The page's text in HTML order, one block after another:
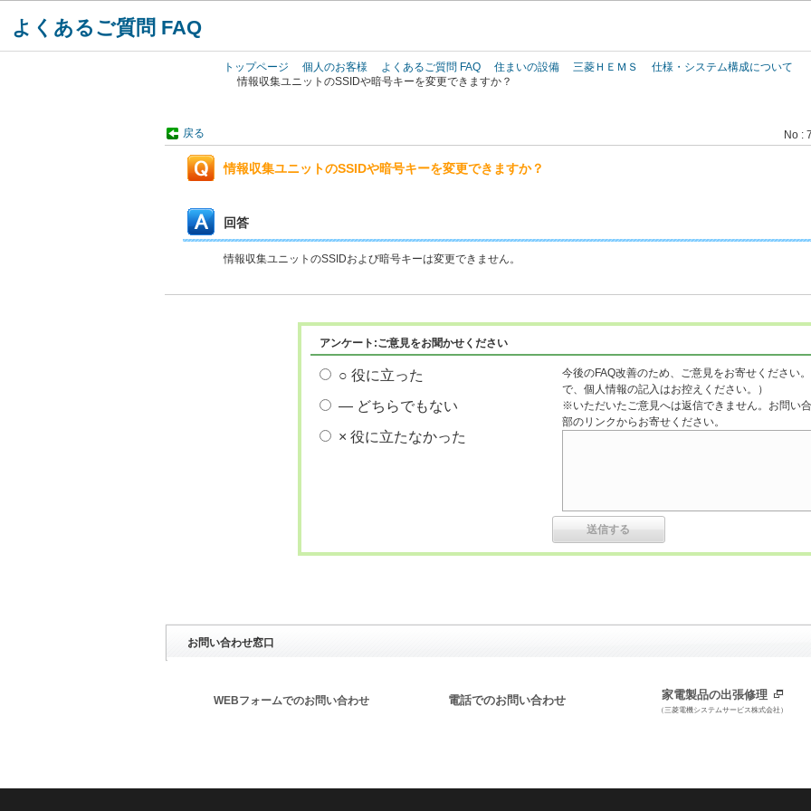
よくあるご質問 FAQ
トップページ 個人のお客様 よくあるご質問 FAQ 住まいの設備 三菱ＨＥＭＳ
仕様・システム構成について
情報収集ユニットのSSIDや暗号キーを変更できますか？
戻る No :
情報収集ユニットのSSIDや暗号キーを変更できますか？
回答
情報収集ユニットのSSIDおよび暗号キーは変更できません。
アンケート:ご意見をお聞かせください
○ 役に立った
― どちらでもない
× 役に立たなかった
今後のFAQ改善のため、ご意見をお寄せください
で、個人情報の記入はお控えください。）
※いただいたご意見へは返信できません。お問い
部のリンクからお寄せください。
お問い合わせ窓口
WEBフォームでのお問い合わせ 電話でのお問い合わせ 家電製品の出張修理
（三菱電機システムサービス株式会社）